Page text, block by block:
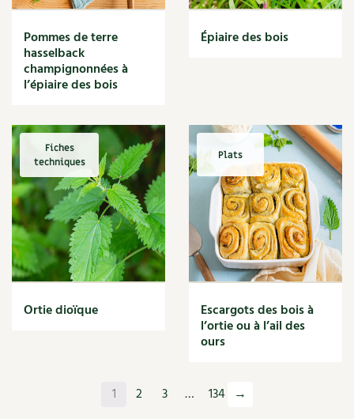
Nettoyage
Nichoir
Noisette
Noix
Nourriture
Nuisibles
Numérique
Nutriments
Observation
Œuf
Oignon
Oiseaux
Olivier
Optimiser l'espace
Pommes de terre
hasselback
champignonnées à
l’épiaire des bois
Épiaire des bois
Fiches
techniques
Ortie dioïque
Plats
Escargots des bois à
l’ortie ou à l’ail des
ours
1 2 3 … 134 →